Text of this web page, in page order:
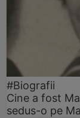
#Biografii
Cine a fost
sedus-o pe